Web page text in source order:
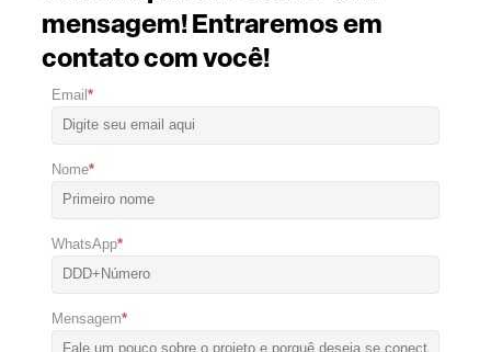
mensagem! Entraremos em
contato com você!
Email*
Nome*
WhatsApp*
Mensagem*